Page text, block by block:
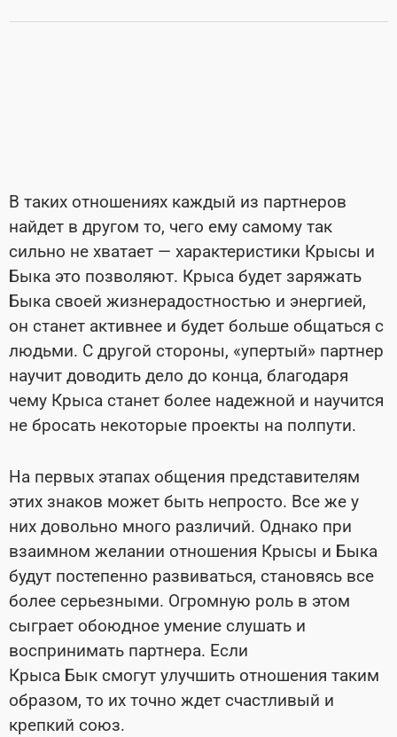
В таких отношениях каждый из партнеров
найдет в другом то, чего ему самому так
сильно не хватает — характеристики Крысы и
Быка это позволяют. Крыса будет заряжать
Быка своей жизнерадостностью и энергией,
он станет активнее и будет больше общаться с
людьми. С другой стороны, «упертый» партнер
научит доводить дело до конца, благодаря
чему Крыса станет более надежной и научится
не бросать некоторые проекты на полпути.
На первых этапах общения представителям
этих знаков может быть непросто. Все же у
них довольно много различий. Однако при
взаимном желании отношения Крысы и Быка
будут постепенно развиваться, становясь все
более серьезными. Огромную роль в этом
сыграет обоюдное умение слушать и
воспринимать партнера. Если
Крыса Бык смогут улучшить отношения таким
образом, то их точно ждет счастливый и
крепкий союз.